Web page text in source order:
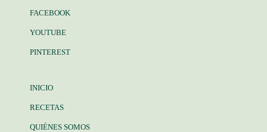
FACEBOOK
YOUTUBE
PINTEREST
INICIO
RECETAS
QUIÉNES SOMOS